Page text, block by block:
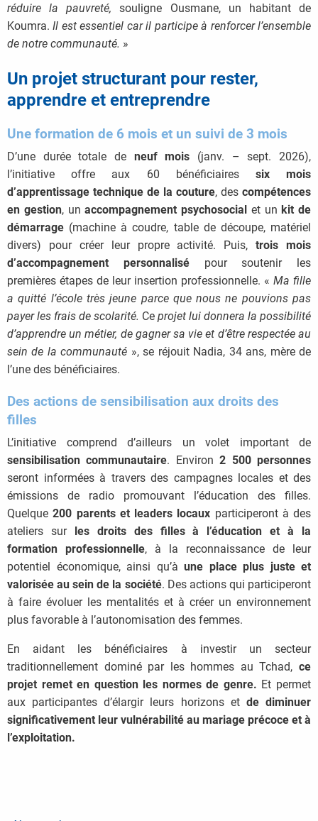
réduire la pauvreté,souligne Ousmane, un habitant de
Koumra.Il est essentiel car il participe à renforcer l’ensemble
de notre communauté. »
Un projet structurant pour rester,
apprendre et entreprendre
Une formation de 6 mois et un suivi de 3 mois
D’une durée totale de neuf mois (janv. – sept. 2026),
l’initiative offre aux 60 bénéficiaires six mois
d’apprentissage technique de la couture, des compétences
en gestion, unaccompagnement psychosocial et un kit de
démarrage (machine à coudre, table de découpe, matériel
divers) pour créer leur propre activité. Puis,trois mois
d’accompagnement personnalisépour soutenir les
premières étapes de leur insertion professionnelle. « Ma fille
a quitté l’école très jeune parce que nous ne pouvions pas
payer les frais de scolarité. Ce projet lui donnera la possibilité
d’apprendre un métier, de gagner sa vie et d’être respectée au
sein de la communauté », se réjouit Nadia, 34 ans, mère de
l’une des bénéficiaires.
Des actions de sensibilisation aux droits des
filles
L’initiative comprend d’ailleurs un volet important de
sensibilisation communautaire. Environ2 500 personnes
seront informées à travers des campagnes locales et des
émissions de radio promouvant l’éducation des filles.
Quelque200 parents et leaders locaux participeront à des
ateliers sur
les droits des filles à l’éducation et à la
formation professionnelle, à la reconnaissance de leur
potentiel économique, ainsi qu’à une place plus juste et
valorisée au sein de la société. Des actions qui participeront
à faire évoluer les mentalités et à créer un environnement
plus favorable à l’autonomisation des femmes.
En aidant les bénéficiaires à investir un secteur
traditionnellement dominé par les hommes au Tchad, ce
projet remet en question les normes de genre. Et permet
aux participantes d’élargir leurs horizons et de diminuer
significativement leur vulnérabilité au mariage précoce et à
l’exploitation.